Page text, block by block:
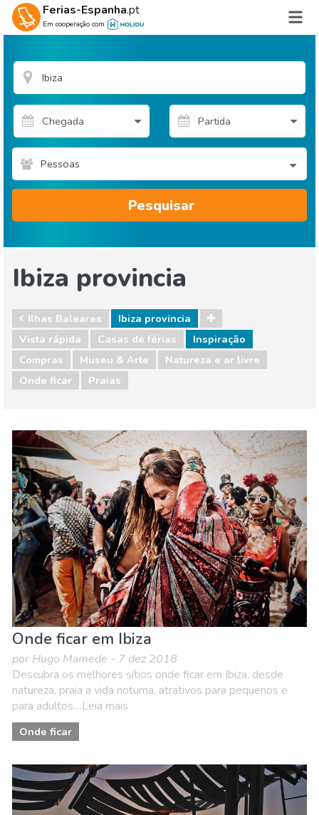
Ferias-Espanha.pt
Em cooperação com
Pessoas
Pesquisar
Ibiza provincia
Ilhas Baleares
Ibiza provincia
Vista rápida
Casas de férias
Inspiração
Compras
Museu & Arte
Natureza e ar livre
Onde ficar
Praias
Compras
Museu & Arte
Natureza e ar livre
Onde ficar
Praias
Onde ficar em Ibiza
por Hugo Mamede - 7 dez 2018
Descubra os melhores sítios onde ficar em Ibiza, desde
natureza, praia a vida noturna, atrativos para pequenos e
para adultos....Leia mais
Onde ficar